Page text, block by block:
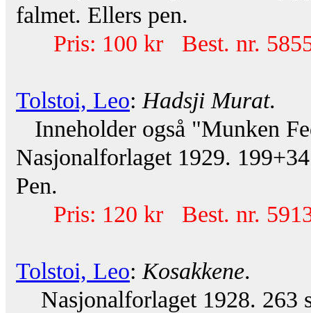
falmet. Ellers pen.
Pris: 100 kr Best. nr.
Tolstoi, Leo: Hadsji Murat.
Inneholder også "Munken
Nasjonalforlaget 1929.
Pen.
Pris: 120 kr Best. nr.
Tolstoi, Leo: Kosakkene.
Nasjonalforlaget 1928. 263